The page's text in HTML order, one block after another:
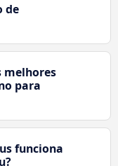
de
melhores
para
funciona